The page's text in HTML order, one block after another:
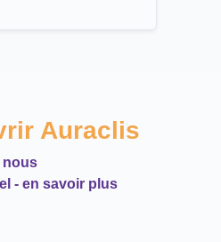
Auraclis
nous
- en savoir plus